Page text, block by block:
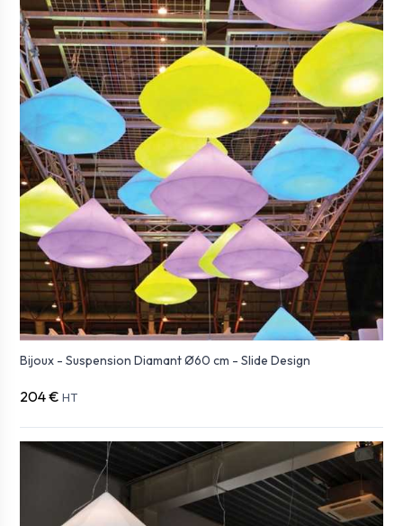
Bijoux - Suspension Diamant Ø60 cm - Slide Design
204 € HT